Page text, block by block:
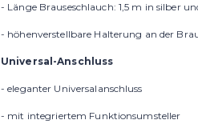
- Länge Brauseschlauch: 1,5 m in silber
- höhenverstellbare Halterung an der
Universal-Anschluss
- eleganter Universalanschluss
- mit integriertem Funktionsumsteller